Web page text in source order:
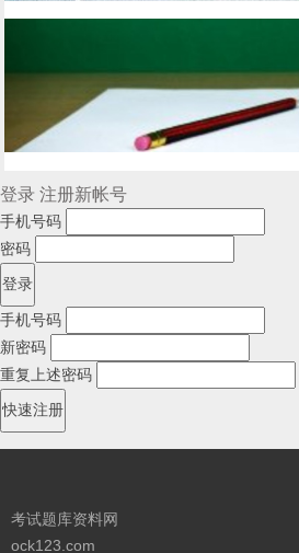
登录 注册新帐号
手机号码
密码
手机号码
新密码
重复上述密码
考试题库资料网
ock123.com